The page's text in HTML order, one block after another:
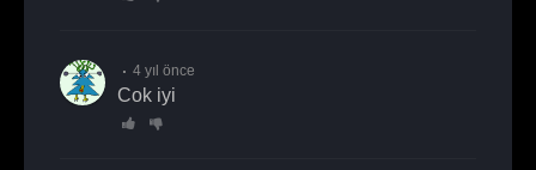
4 yıl önce
Cok iyi